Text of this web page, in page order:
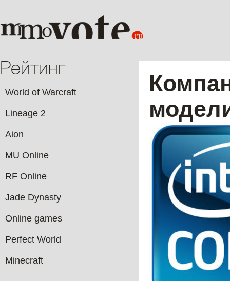
Рейтинг
World of Warcraft
Lineage 2
Aion
MU Online
RF Online
Jade Dynasty
Online games
Perfect World
Minecraft